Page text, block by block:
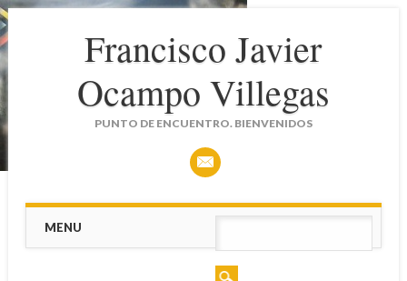
Francisco Javier
Ocampo Villegas
PUNTO DE ENCUENTRO. BIENVENIDOS
Main menu
MENU